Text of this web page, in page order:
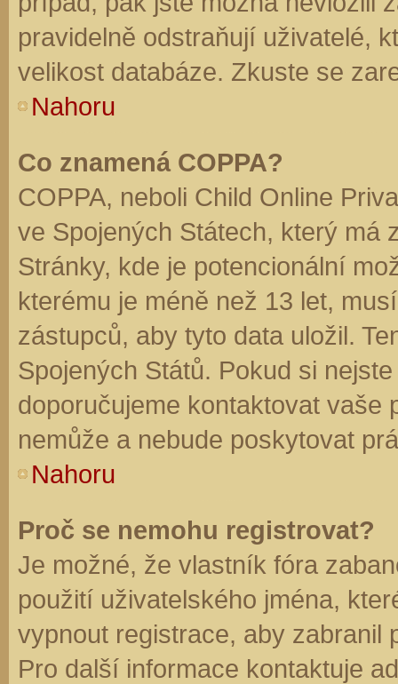
pravidelně odstraňují uživatelé,
velikost databáze. Zkuste se
Nahoru
Co znamená COPPA?
COPPA, neboli Child Online
ve Spojených Státech, který má
Stránky, kde je potencionální
kterému je méně než 13 let,
zástupců, aby tyto data uložil.
Spojených Států. Pokud si
doporučujeme kontaktovat vaše
nemůže a nebude poskytovat
Nahoru
Proč se nemohu registrovat?
Je možné, že vlastník fóra
použití uživatelského jména,
vypnout registrace, aby zabranil
Pro další informace kontaktuje